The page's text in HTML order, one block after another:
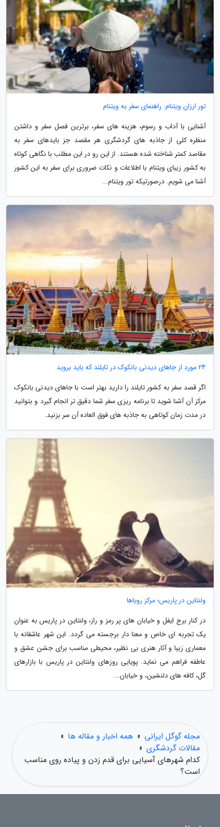
تور ارزان ویتنام: راهنمای سفر به ویتنام
آشنایی با آداب و رسوم، هزینه های سفر، برترین فصل سفر و داشتن
منظره کلی از جاذبه های گردشگری هر مقصد جز بایدهای سفر به
مقاصد کمتر شناخته شده هستند. از این رو در این مطلب با نگاهی کوتاه
به کشور زیبای ویتنام با اطلاعات و نکات ضروری برای سفر به این کشور
آشنا می شویم. درصورتیکه تور ویتنام...
24 مورد از جاهای دیدنی بانکوک در تایلند که باید بروید
اگر قصد سفر به کشور تایلند را دارید بهتر است با جاهای دیدنی بانکوک
مرکز آن آشنا شوید تا برنامه ریزی سفر شما دقیق تر انجام گیرد و بتوانید
در مدت زمان کوتاهی به جاذبه های فوق العاده آن سر بزنید.
ولنتاین در پاریس؛ مرکز رویاها
در کنار برج ایفل و خیابان های پر رمز و راز، ولنتاین در پاریس به عنوان
یک تجربه ای خاص و معنا دار برجسته می گردد. این شهر عاشقانه با
معماری زیبا و آثار هنری بی نظیر، محیطی مناسب برای جشن عشق و
عاطفه فراهم می نماید. پویایی روزهای ولنتاین در پاریس با بازارهای
گل، کافه های دلنشین، و خیابان...
مجله گوگل ایرانی » همه اخبار و مقاله ها »
مقالات گردشگری »
کدام شهرهای آسیایی برای قدم زدن و پیاده روی مناسب
است؟